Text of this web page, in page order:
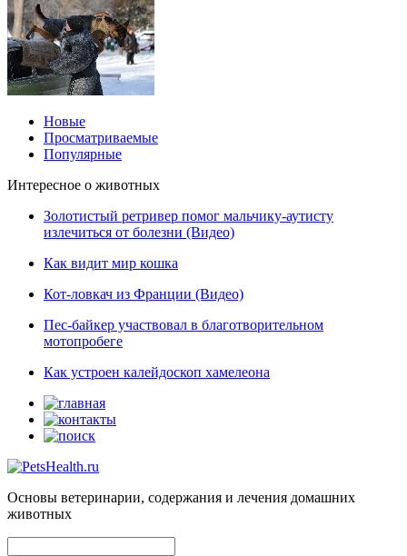
Новые
Просматриваемые
Популярные
Интересное о животных
Золотистый ретривер помог мальчику-аутисту
излечиться от болезни (Видео)
Как видит мир кошка
Кот-ловкач из Франции (Видео)
Пес-байкер участвовал в благотворительном
мотопробеге
Как устроен калейдоскоп хамелеона
Основы ветеринарии, содержания и лечения домашних
животных